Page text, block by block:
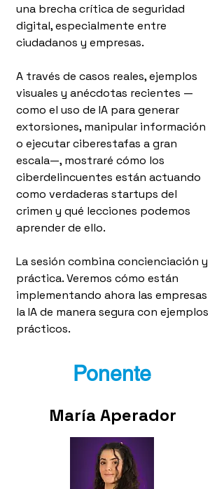
una brecha crítica de seguridad
digital, especialmente entre
ciudadanos y empresas.
A través de casos reales, ejemplos
visuales y anécdotas recientes —
como el uso de IA para generar
extorsiones, manipular información
o ejecutar ciberestafas a gran
escala—, mostraré cómo los
ciberdelincuentes están actuando
como verdaderas startups del
crimen y qué lecciones podemos
aprender de ello.
La sesión combina concienciación y
práctica. Veremos cómo están
implementando ahora las empresas
la IA de manera segura con ejemplos
prácticos.
Ponente
María Aperador